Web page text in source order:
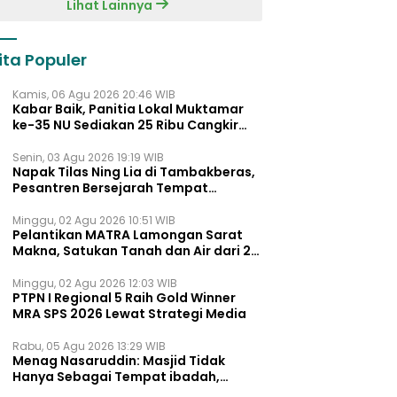
Lihat Lainnya
Populer
Kamis, 06 Agu 2026 20:46 WIB
Kabar Baik, Panitia Lokal Muktamar
ke-35 NU Sediakan 25 Ribu Cangkir
Senin, 03 Agu 2026 19:19 WIB
Napak Tilas Ning Lia di Tambakberas,
Pesantren Bersejarah Tempat
Minggu, 02 Agu 2026 10:51 WIB
Pelantikan MATRA Lamongan Sarat
Makna, Satukan Tanah dan Air dari 27
Minggu, 02 Agu 2026 12:03 WIB
PTPN I Regional 5 Raih Gold Winner
MRA SPS 2026 Lewat Strategi Media
Rabu, 05 Agu 2026 13:29 WIB
Menag Nasaruddin: Masjid Tidak
Hanya Sebagai Tempat ibadah,